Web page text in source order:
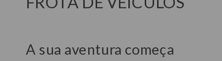
A sua aventura começa